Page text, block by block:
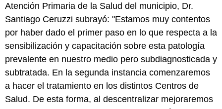
Atención Primaria de la Salud del municipio, Dr.
Santiago Ceruzzi subrayó: "Estamos muy contentos
por haber dado el primer paso en lo que respecta a la
sensibilización y capacitación sobre esta patología
prevalente en nuestro medio pero subdiagnosticada y
subtratada. En la segunda instancia comenzaremos
a hacer el tratamiento en los distintos Centros de
Salud. De esta forma, al descentralizar mejoraremos